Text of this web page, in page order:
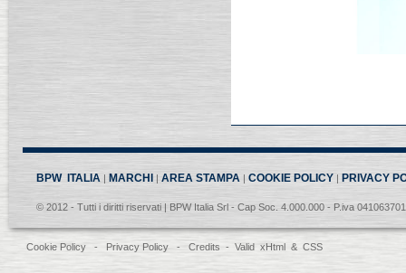
BPW ITALIA MARCHI AREA STAMPA COOKIE POLICY PRIVACY
© 2012 - Tutti i diritti riservati | BPW Italia Srl - Cap Soc. 4.000.000 - P.iva
Cookie Policy - Privacy Policy - Credits - Valid xHtml & CSS